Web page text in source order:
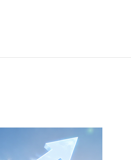
호르무즈 뒤흔드는 이란 강
도 또 뒤집힌다”